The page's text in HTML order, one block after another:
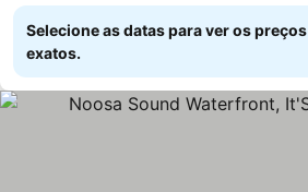
Selecione as datas para ver os preços
exatos.